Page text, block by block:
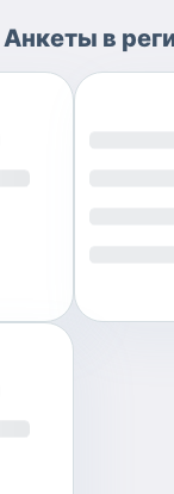
Анкеты в